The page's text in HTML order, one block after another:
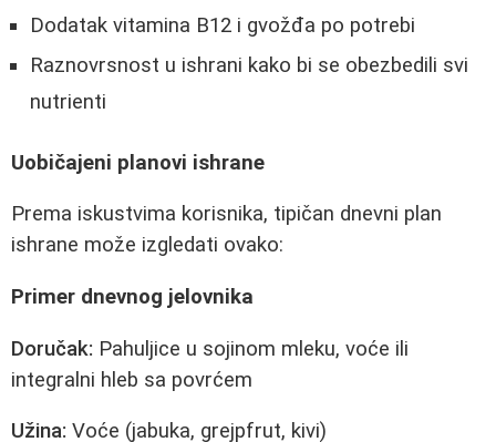
Dodatak vitamina B12 i gvožđa po potrebi
Raznovrsnost u ishrani kako bi se obezbedili svi
nutrienti
Uobičajeni planovi ishrane
Prema iskustvima korisnika, tipičan dnevni plan
ishrane može izgledati ovako:
Primer dnevnog jelovnika
Doručak: Pahuljice u sojinom mleku, voće ili
integralni hleb sa povrćem
Užina: Voće (jabuka, grejpfrut, kivi)